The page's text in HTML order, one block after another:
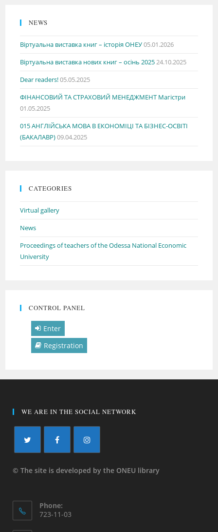
NEWS
Віртуальна виставка книг – історія ОНЕУ05.01.2026
Віртуальна виставка нових книг – осінь 202524.10.2025
Dear readers!05.05.2025
ФІНАНСОВИЙ ТА СТРАХОВИЙ МЕНЕДЖМЕНТ Магістри
01.05.2025
015 АНГЛІЙСЬКА МОВА В ЕКОНОМІЦІ ТА БІЗНЕС-ОСВІТІ
(БАКАЛАВР)09.04.2025
CATEGORIES
Virtual gallery
News
Proceedings of teachers of the Odessa National Economic
University
CONTROL PANEL
Enter
Registration
WE ARE IN THE SOCIAL NETWORK
© The site is developed by the ONEU library
Phone:
723-11-03